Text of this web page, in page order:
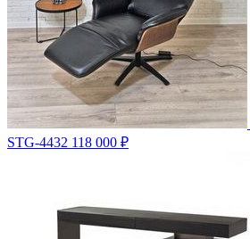
STG-4432 118 000 ₽